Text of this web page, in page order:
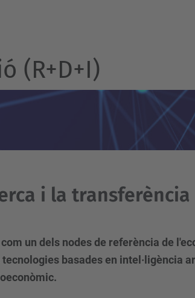
(R+D+I)
i la transferència
un dels nodes de referència de
basades en intel·ligència